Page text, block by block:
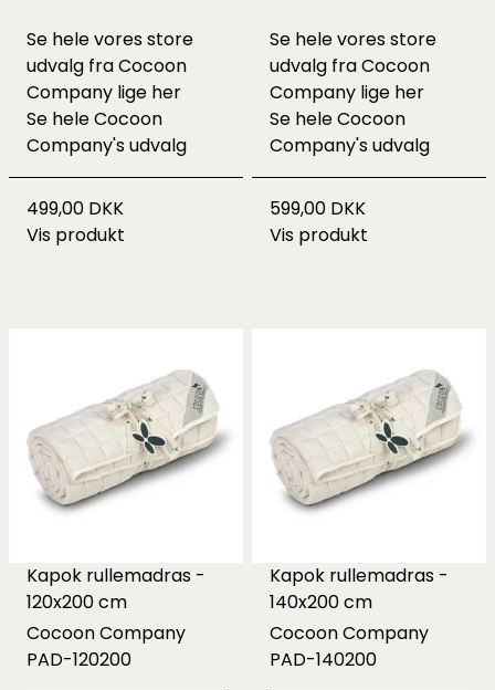
Se hele vores store
udvalg fra Cocoon
Company lige her
Se heleCocoon
Company's udvalg
499,00 DKK
Vis produkt
Se hele vores store
udvalg fra Cocoon
Company lige her
Se heleCocoon
Company's udvalg
599,00 DKK
Vis produkt
Kapok rullemadras -
120x200 cm
Cocoon Company
PAD-120200
Kapok rullemadras -
140x200 cm
Cocoon Company
PAD-140200